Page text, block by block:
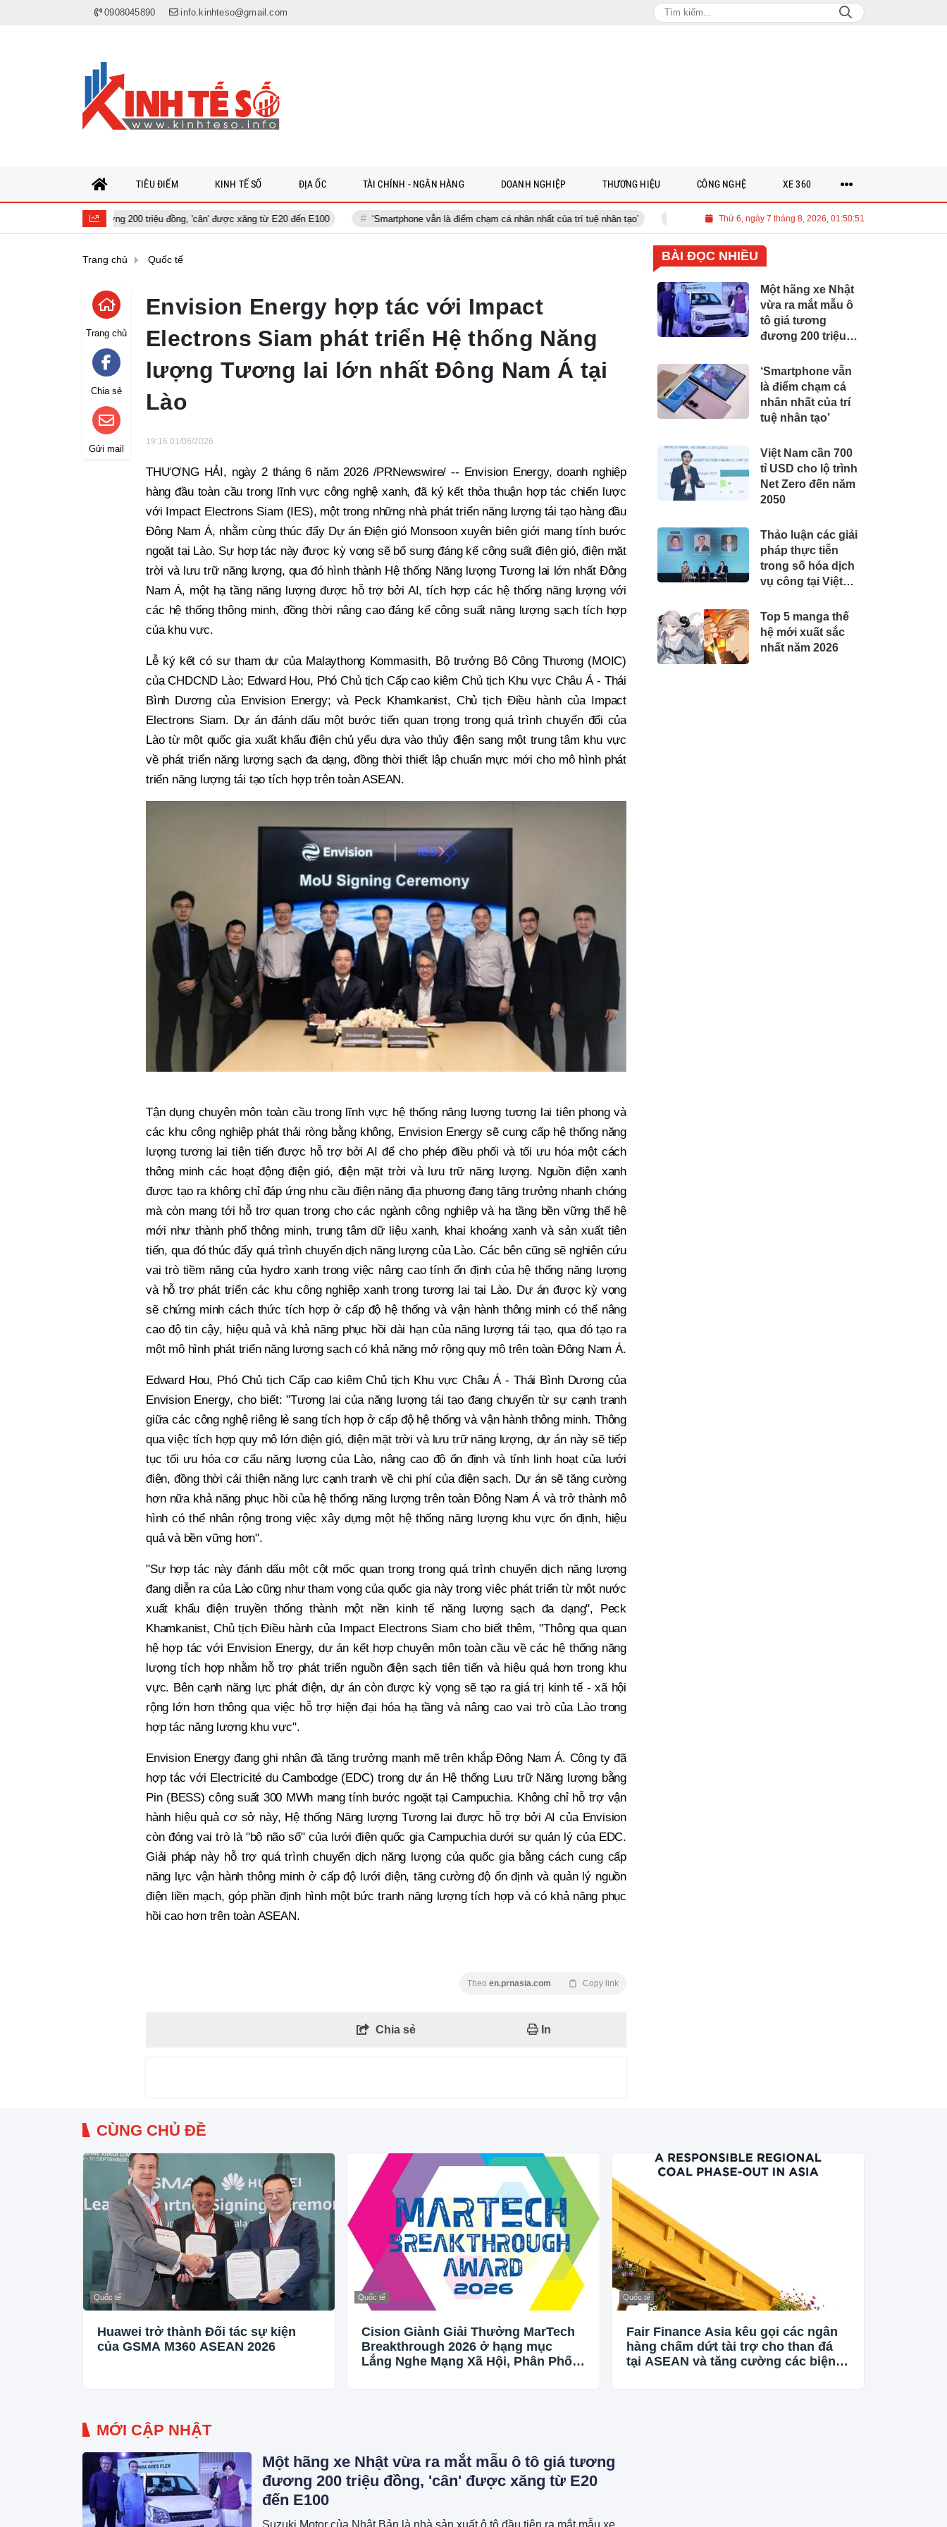
0908045890 info.kinhteso@gmail.com
giá tương đương 200 triệu đồng, 'cân' được xăng từ E20 đến E100 ‘Smartphone vẫn là điểm chạm cá nhân nhất của trí tuệ nhân tạo’ Việt Nam cần 700 tỉ USD cho lộ trình Net Zero đến năm 2050
Thứ 6, ngày 7 tháng 8, 2026, 01:50:52
TIÊU ĐIỂM KINH TẾ SỐ ĐỊA ỐC TÀI CHÍNH - NGÂN HÀNG DOANH NGHIỆP THƯƠNG HIỆU CÔNG NGHỆ XE 360
Trang chủ Quốc tế
Trang chủ
Chia sẻ
Gửi mail
Envision Energy hợp tác với Impact
Electrons Siam phát triển Hệ thống Năng
lượng Tương lai lớn nhất Đông Nam Á tại
Lào
19:16 01/06/2026
THƯỢNG HẢI, ngày 2 tháng 6 năm 2026 /PRNewswire/ -- Envision Energy, doanh nghiệp
hàng đầu toàn cầu trong lĩnh vực công nghệ xanh, đã ký kết thỏa thuận hợp tác chiến lược
với Impact Electrons Siam (IES), một trong những nhà phát triển năng lượng tái tạo hàng đầu
Đông Nam Á, nhằm cùng thúc đẩy Dự án Điện gió Monsoon xuyên biên giới mang tính bước
ngoặt tại Lào. Sự hợp tác này được kỳ vọng sẽ bổ sung đáng kể công suất điện gió, điện mặt
trời và lưu trữ năng lượng, qua đó hình thành Hệ thống Năng lượng Tương lai lớn nhất Đông
Nam Á, một hạ tầng năng lượng được hỗ trợ bởi AI, tích hợp các hệ thống năng lượng với
các hệ thống thông minh, đồng thời nâng cao đáng kể công suất năng lượng sạch tích hợp
của khu vực.
Lễ ký kết có sự tham dự của Malaythong Kommasith, Bộ trưởng Bộ Công Thương (MOIC)
của CHDCND Lào; Edward Hou, Phó Chủ tịch Cấp cao kiêm Chủ tịch Khu vực Châu Á - Thái
Bình Dương của Envision Energy; và Peck Khamkanist, Chủ tịch Điều hành của Impact
Electrons Siam. Dự án đánh dấu một bước tiến quan trọng trong quá trình chuyển đổi của
Lào từ một quốc gia xuất khẩu điện chủ yếu dựa vào thủy điện sang một trung tâm khu vực
về phát triển năng lượng sạch đa dạng, đồng thời thiết lập chuẩn mực mới cho mô hình phát
triển năng lượng tái tạo tích hợp trên toàn ASEAN.
Tận dụng chuyên môn toàn cầu trong lĩnh vực hệ thống năng lượng tương lai tiên phong và
các khu công nghiệp phát thải ròng bằng không, Envision Energy sẽ cung cấp hệ thống năng
lượng tương lai tiên tiến được hỗ trợ bởi AI để cho phép điều phối và tối ưu hóa một cách
thông minh các hoạt động điện gió, điện mặt trời và lưu trữ năng lượng. Nguồn điện xanh
được tạo ra không chỉ đáp ứng nhu cầu điện năng địa phương đang tăng trưởng nhanh chóng
mà còn mang tới hỗ trợ quan trọng cho các ngành công nghiệp và hạ tầng bền vững thế hệ
mới như thành phố thông minh, trung tâm dữ liệu xanh, khai khoáng xanh và sản xuất tiên
tiến, qua đó thúc đẩy quá trình chuyển dịch năng lượng của Lào. Các bên cũng sẽ nghiên cứu
vai trò tiềm năng của hydro xanh trong việc nâng cao tính ổn định của hệ thống năng lượng
và hỗ trợ phát triển các khu công nghiệp xanh trong tương lai tại Lào. Dự án được kỳ vọng
sẽ chứng minh cách thức tích hợp ở cấp độ hệ thống và vận hành thông minh có thể nâng
cao độ tin cậy, hiệu quả và khả năng phục hồi dài hạn của năng lượng tái tạo, qua đó tạo ra
một mô hình phát triển năng lượng sạch có khả năng mở rộng quy mô trên toàn Đông Nam Á.
Edward Hou, Phó Chủ tịch Cấp cao kiêm Chủ tịch Khu vực Châu Á - Thái Bình Dương của
Envision Energy, cho biết: "Tương lai của năng lượng tái tạo đang chuyển từ sự cạnh tranh
giữa các công nghệ riêng lẻ sang tích hợp ở cấp độ hệ thống và vận hành thông minh. Thông
qua việc tích hợp quy mô lớn điện gió, điện mặt trời và lưu trữ năng lượng, dự án này sẽ tiếp
tục tối ưu hóa cơ cấu năng lượng của Lào, nâng cao độ ổn định và tính linh hoạt của lưới
điện, đồng thời cải thiện năng lực cạnh tranh về chi phí của điện sạch. Dự án sẽ tăng cường
hơn nữa khả năng phục hồi của hệ thống năng lượng trên toàn Đông Nam Á và trở thành mô
hình có thể nhân rộng trong việc xây dựng một hệ thống năng lượng khu vực ổn định, hiệu
quả và bền vững hơn".
"Sự hợp tác này đánh dấu một cột mốc quan trọng trong quá trình chuyển dịch năng lượng
đang diễn ra của Lào cũng như tham vọng của quốc gia này trong việc phát triển từ một nước
xuất khẩu điện truyền thống thành một nền kinh tế năng lượng sạch đa dạng", Peck
Khamkanist, Chủ tịch Điều hành của Impact Electrons Siam cho biết thêm, "Thông qua quan
hệ hợp tác với Envision Energy, dự án kết hợp chuyên môn toàn cầu về các hệ thống năng
lượng tích hợp nhằm hỗ trợ phát triển nguồn điện sạch tiên tiến và hiệu quả hơn trong khu
vực. Bên cạnh năng lực phát điện, dự án còn được kỳ vọng sẽ tạo ra giá trị kinh tế - xã hội
rộng lớn hơn thông qua việc hỗ trợ hiện đại hóa hạ tầng và nâng cao vai trò của Lào trong
hợp tác năng lượng khu vực".
Envision Energy đang ghi nhận đà tăng trưởng mạnh mẽ trên khắp Đông Nam Á. Công ty đã
hợp tác với Electricité du Cambodge (EDC) trong dự án Hệ thống Lưu trữ Năng lượng bằng
Pin (BESS) công suất 300 MWh mang tính bước ngoặt tại Campuchia. Không chỉ hỗ trợ vận
hành hiệu quả cơ sở này, Hệ thống Năng lượng Tương lai được hỗ trợ bởi AI của Envision
còn đóng vai trò là "bộ não số" của lưới điện quốc gia Campuchia dưới sự quản lý của EDC.
Giải pháp này hỗ trợ quá trình chuyển dịch năng lượng của quốc gia bằng cách cung cấp
năng lực vận hành thông minh ở cấp độ lưới điện, tăng cường độ ổn định và quản lý nguồn
điện liền mạch, góp phần định hình một bức tranh năng lượng tích hợp và có khả năng phục
hồi cao hơn trên toàn ASEAN.
Theo en.prnasia.com Copy link
Chia sẻ In
BÀI ĐỌC NHIỀU
Một hãng xe Nhật
vừa ra mắt mẫu ô
tô giá tương
đương 200 triệu
xăng từ E20 đến
E100
‘Smartphone vẫn
là điểm chạm cá
nhân nhất của trí
tuệ nhân tạo’
Việt Nam cần 700
tỉ USD cho lộ trình
Net Zero đến năm
2050
Thảo luận các giải
pháp thực tiễn
trong số hóa dịch
vụ công tại Việt
Top 5 manga thế
hệ mới xuất sắc
nhất năm 2026
CÙNG CHỦ ĐỀ
Quốc tế
Huawei trở thành Đối tác sự kiện
của GSMA M360 ASEAN 2026
Quốc tế
Cision Giành Giải Thưởng MarTech
Breakthrough 2026 ở hạng mục
Lắng Nghe Mạng Xã Hội, Phân Phối
Quốc tế
Fair Finance Asia kêu gọi các ngân
hàng chấm dứt tài trợ cho than đá
tại ASEAN và tăng cường các biện
MỚI CẬP NHẬT
Một hãng xe Nhật vừa ra mắt mẫu ô tô giá tương
đương 200 triệu đồng, 'cân' được xăng từ E20
đến E100
Suzuki Motor của Nhật Bản là nhà sản xuất ô tô đầu tiên ra mắt mẫu xe